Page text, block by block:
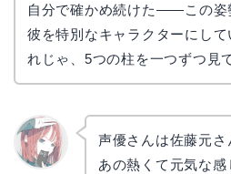
自分で確かめ続けた——この姿
彼を特別なキャラクターにして
れじゃ、5つの柱を一つずつ見
声優さんは佐藤元
あの熱くて元気な